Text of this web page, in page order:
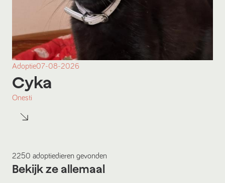
Adoptie07-08-2026
Cyka
Onesti
2250 adoptiedieren gevonden
Bekijk ze allemaal